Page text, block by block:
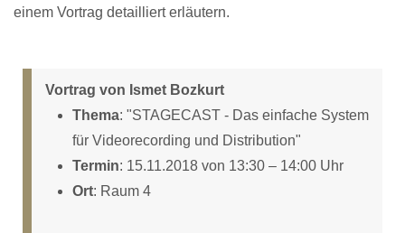
einem Vortrag detailliert erläutern.
Vortrag von Ismet Bozkurt
Thema: "STAGECAST - Das einfache System
für Videorecording und Distribution"
Termin: 15.11.2018 von 13:30 – 14:00 Uhr
Ort: Raum 4